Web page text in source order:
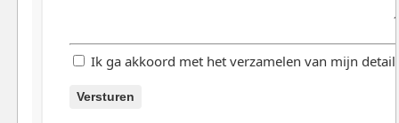
Ik ga akkoord met het verzamelen van mijn
Versturen